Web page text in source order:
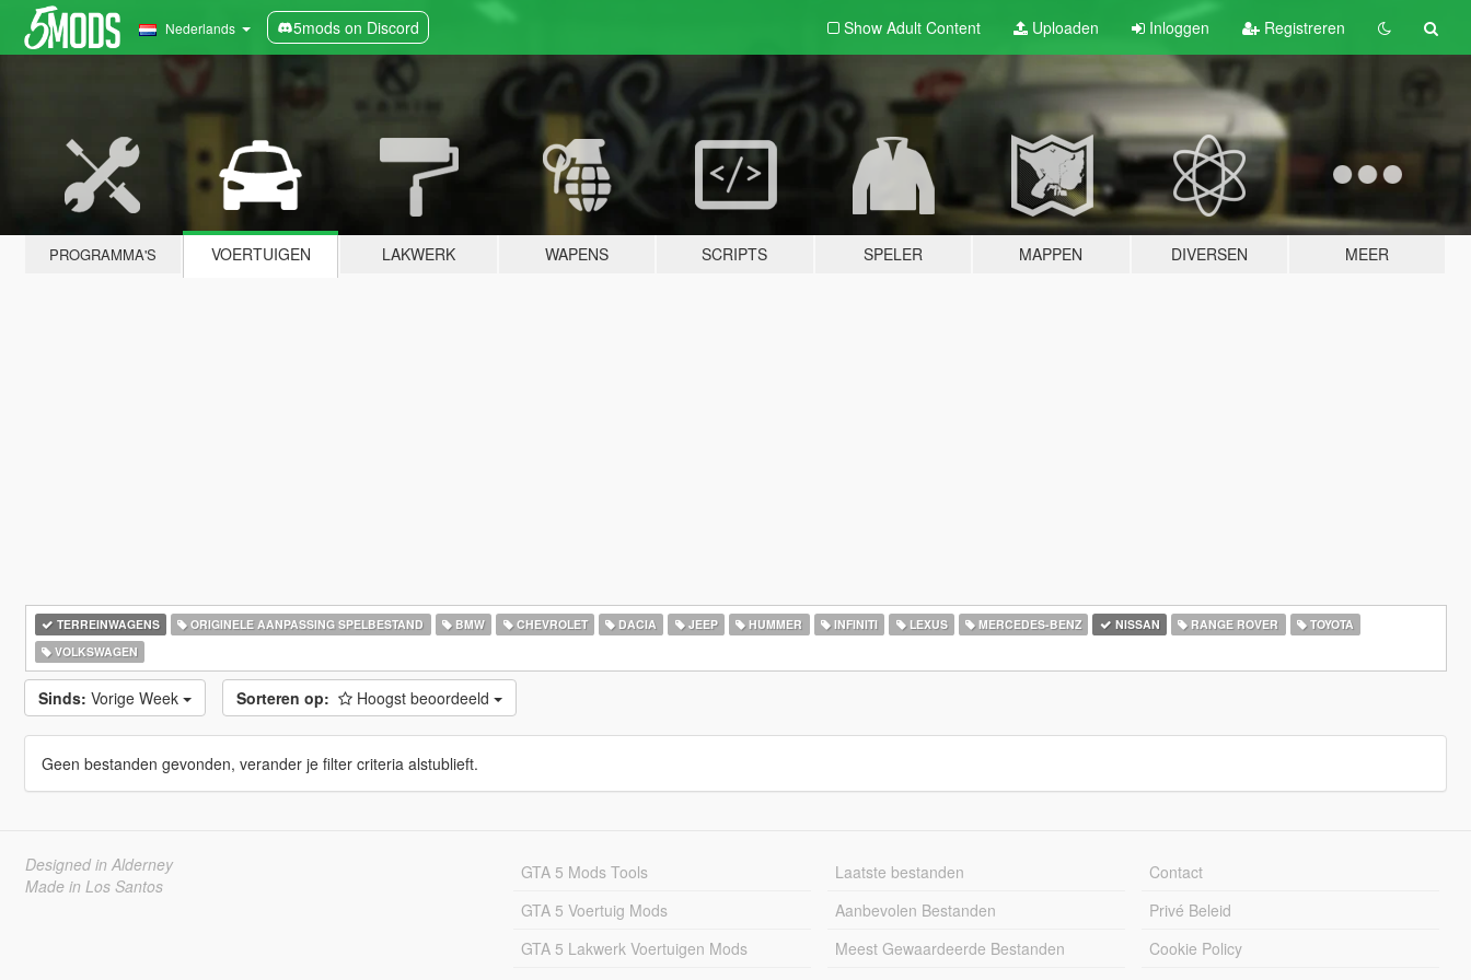
Nederlands 5mods on Discord Show Adult Content Uploaden Inloggen Registreren
PROGRAMMA'S VOERTUIGEN LAKWERK WAPENS SCRIPTS SPELER MAPPEN DIVERSEN MEER
TERREINWAGENS ORIGINELE AANPASSING SPELBESTAND BMW CHEVROLET DACIA JEEP HUMMER INFINITI LEXUS MERCEDES-BENZ NISSAN RANGE ROVER
TOYOTA
VOLKSWAGEN
Sinds: Vorige Week Sorteren op: Hoogst beoordeeld
Geen bestanden gevonden, verander je filter criteria alstublieft.
Designed in Alderney
Made in Los Santos
GTA 5 Mods Tools
GTA 5 Voertuig Mods
GTA 5 Lakwerk Voertuigen Mods
Laatste bestanden
Aanbevolen Bestanden
Meest Gewaardeerde Bestanden
Contact
Privé Beleid
Cookie Policy